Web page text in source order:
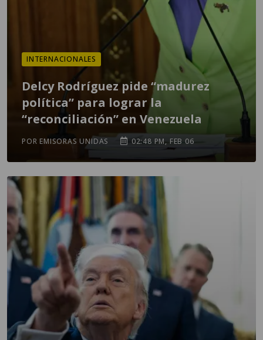
INTERNACIONALES
Delcy Rodríguez pide “madurez
política” para lograr la
“reconciliación” en Venezuela
POR EMISORAS UNIDAS 02:48 PM, FEB 06